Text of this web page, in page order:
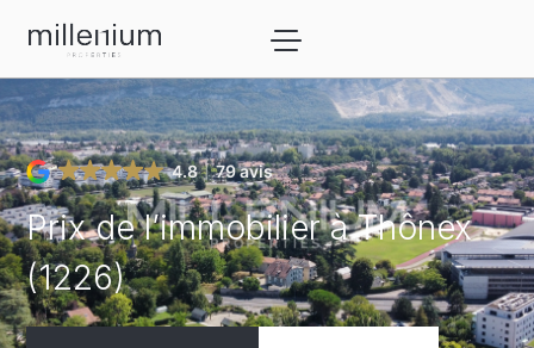
4.8 79 avis
Prix de l’immobilier à Thônex
(1226)